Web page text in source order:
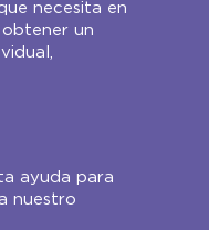
necesita en
obtener un
ayuda para
nuestro